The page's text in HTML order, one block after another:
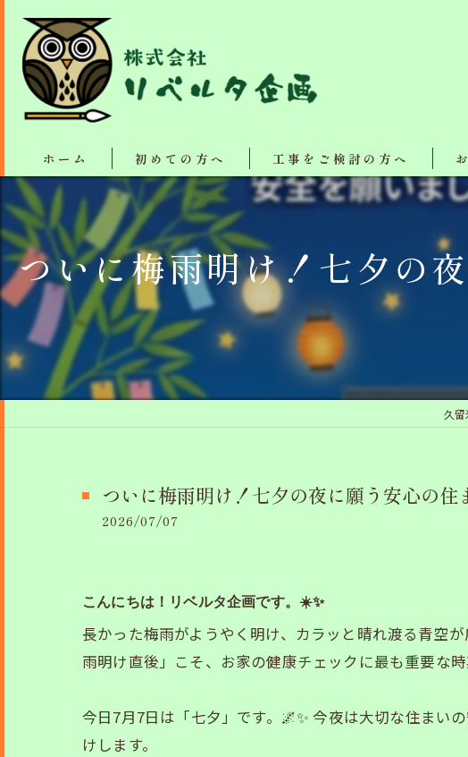
ホーム 初めての方へ 工事をご検討の方へ
断熱、防音、結露防止対策
屋根カバー工法
ついに梅雨明け！七夕の
久
ついに梅雨明け！七夕の夜に願う安心の
2026/07/07
こんにちは！リベルタ企画です。☀️✨
長かった梅雨がようやく明け、カラッと晴れ渡る青空
雨明け直後」こそ、お家の健康チェックに最も重要な
今日7月7日は「七夕」です。🌌✨ 今夜は大切な住まい
けします。